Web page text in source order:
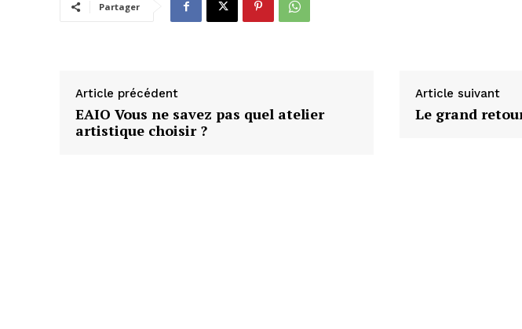
Partager
Article précédent
EAIO Vous ne savez pas quel atelier
artistique choisir ?
Article suivant
Le grand